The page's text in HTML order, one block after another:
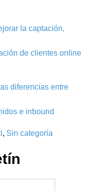
la captación,
de clientes online
diferencias entre
e inbound
, Sin categoría